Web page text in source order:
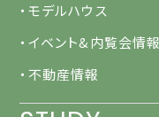
・モデルハウス
・イベント&内覧会情報
・不動産情報